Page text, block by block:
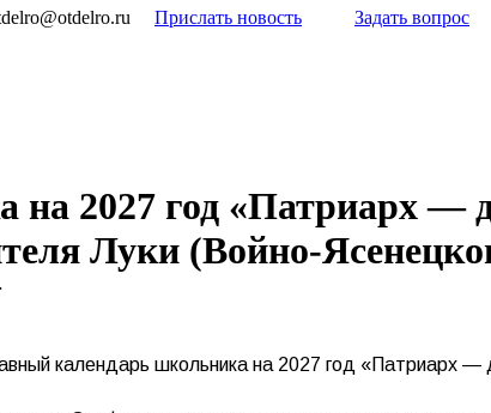
Прислать новость Задать вопрос
2027 год «Патриарх —
Луки (Войно-
календарь школьника на 2027 год «Патриарх